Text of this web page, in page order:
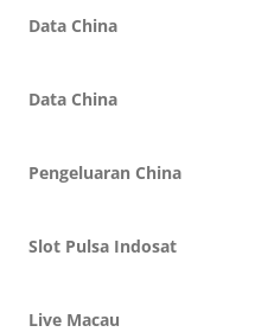
Data China
Data China
Pengeluaran China
Slot Pulsa Indosat
Live Macau